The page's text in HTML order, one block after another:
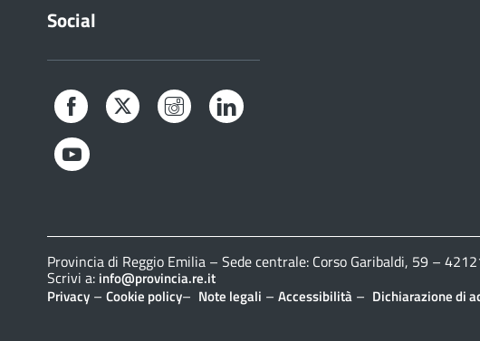
Social
Facebook Twitter Instagram
Provincia di Reggio Emilia – Sede centrale: Corso Garibaldi, 59 –
Scrivi a: info@provincia.re.it
Privacy – Cookie policy– Note legali – Accessibilità – Dichiarazione di